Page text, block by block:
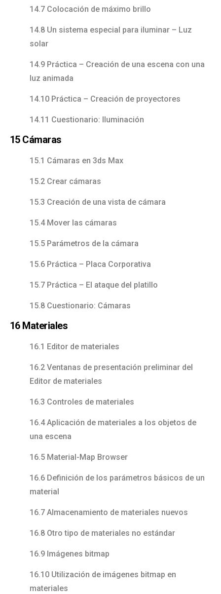
14.7 Colocación de máximo brillo
14.8 Un sistema especial para iluminar – Luz
solar
14.9 Práctica – Creación de una escena con una
luz animada
14.10 Práctica – Creación de proyectores
14.11 Cuestionario: Iluminación
15 Cámaras
15.1 Cámaras en 3ds Max
15.2 Crear cámaras
15.3 Creación de una vista de cámara
15.4 Mover las cámaras
15.5 Parámetros de la cámara
15.6 Práctica – Placa Corporativa
15.7 Práctica – El ataque del platillo
15.8 Cuestionario: Cámaras
16 Materiales
16.1 Editor de materiales
16.2 Ventanas de presentación preliminar del
Editor de materiales
16.3 Controles de materiales
16.4 Aplicación de materiales a los objetos de
una escena
16.5 Material-Map Browser
16.6 Definición de los parámetros básicos de un
material
16.7 Almacenamiento de materiales nuevos
16.8 Otro tipo de materiales no estándar
16.9 Imágenes bitmap
16.10 Utilización de imágenes bitmap en
materiales